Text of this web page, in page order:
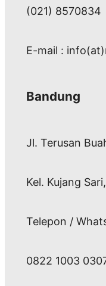
(021) 8570834
E-mail :
Bandung
Jl. Terusan
Kel. Kujang
Telepon /
0822 1003